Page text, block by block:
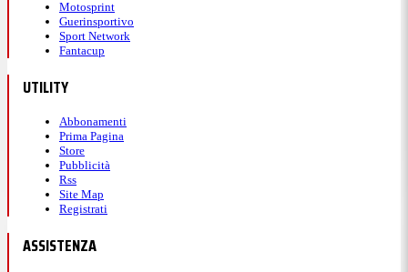
Motosprint
Guerinsportivo
Sport Network
Fantacup
UTILITY
Abbonamenti
Prima Pagina
Store
Pubblicità
Rss
Site Map
Registrati
ASSISTENZA